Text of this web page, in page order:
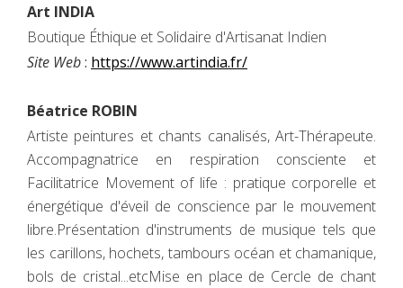
Art INDIA
Boutique Éthique et Solidaire d'Artisanat Indien
Site Web: https://www.artindia.fr/
Béatrice ROBIN
Artiste peintures et chants canalisés, Art-Thérapeute.
Accompagnatrice en respiration consciente et
Facilitatrice Movement of life : pratique corporelle et
énergétique d'éveil de conscience par le mouvement
libre.Présentation d'instruments de musique tels que
les carillons, hochets, tambours océan et chamanique,
bols de cristal...etcMise en place de Cercle de chant